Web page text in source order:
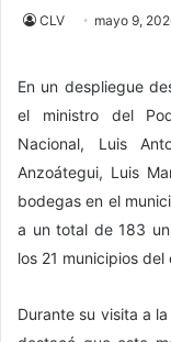
CLV mayo 9,
En un despliegue
el ministro del
Nacional, Luis
Anzoátegui, Luis
bodegas en el
a un total de 183
los 21 municipios del
Durante su visita a la